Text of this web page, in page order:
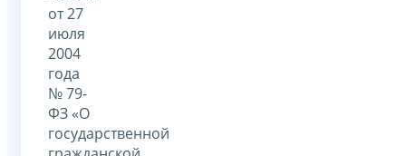
от 27
июля
2004
года
№ 79-
ФЗ «О
государственной